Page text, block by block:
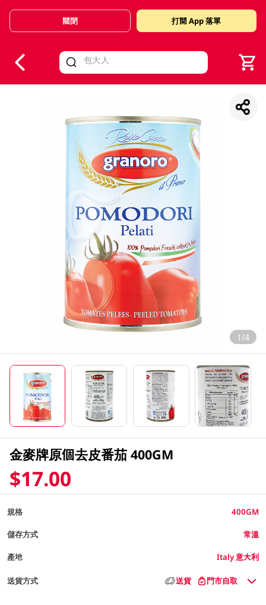
Valid Until 30 June 2026
關閉 打開 App 落單
1/4
金麥牌原個去皮番茄 400GM
$17.00
規格 400GM
儲存方式 常溫
產地 Italy 意大利
送貨方式 送貨 門市自取